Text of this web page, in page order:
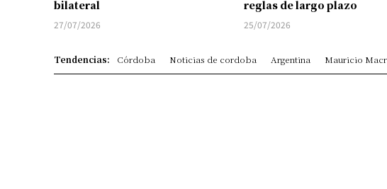
bilateral
27/07/2026
reglas de largo plazo
25/07/2026
Tendencias: Córdoba Noticias de cordoba Argentina Mauricio